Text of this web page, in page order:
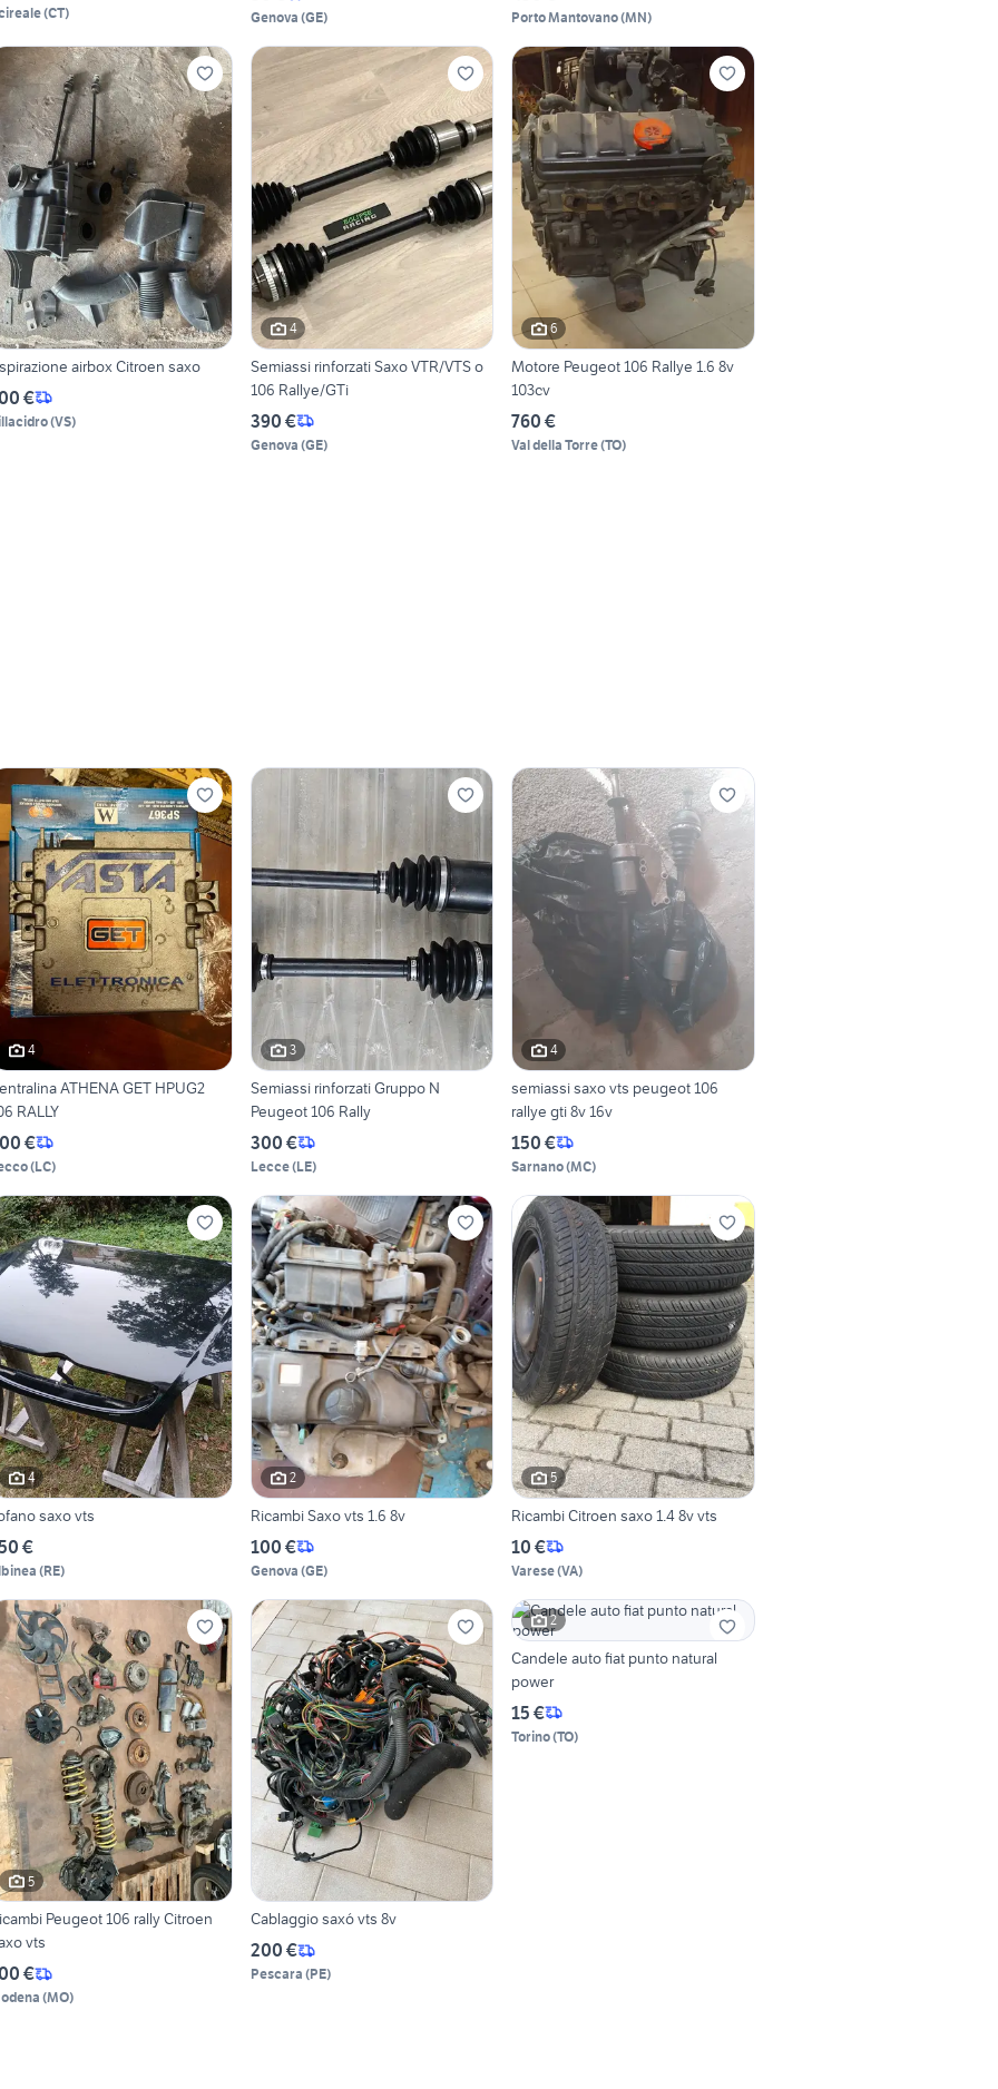
(CT) Genova (GE) Porto Mantovano(MN)
airbox Citroen saxo
€
(VS)
4
Semiassi rinforzati Saxo VTR/VTS o
106 Rallye/GTi
390 €
Genova (GE)
6
Motore Peugeot 106 Rallye 1.6 8v
103cv
760 €
Val della Torre(TO)
4
ATHENA GET HPUG2
RALLY
€
(LC)
3
Semiassi rinforzati Gruppo N
Peugeot 106 Rally
300 €
Lecce(LE)
4
semiassi saxo vts peugeot 106
rallye gti 8v 16v
150 €
Sarnano(MC)
4
saxo vts
€
(RE)
2
Ricambi Saxo vts 1.6 8v
100 €
Genova (GE)
5
Ricambi Citroen saxo 1.4 8v vts
10 €
Varese(VA)
5
Peugeot 106 rally Citroen
vts
€
(MO)
Cablaggio saxó vts 8v
200 €
Pescara (PE)
2
Candele auto fiat punto natural
power
15 €
Torino(TO)